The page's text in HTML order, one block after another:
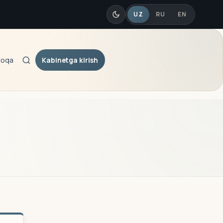
UZ RU EN
QidiruvKabinetga kirish